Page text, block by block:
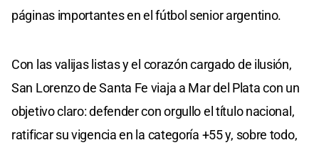
páginas importantes en el fútbol senior argentino.
Con las valijas listas y el corazón cargado de ilusión,
San Lorenzo de Santa Fe viaja a Mar del Plata con un
objetivo claro: defender con orgullo el título nacional,
ratificar su vigencia en la categoría +55 y, sobre todo,